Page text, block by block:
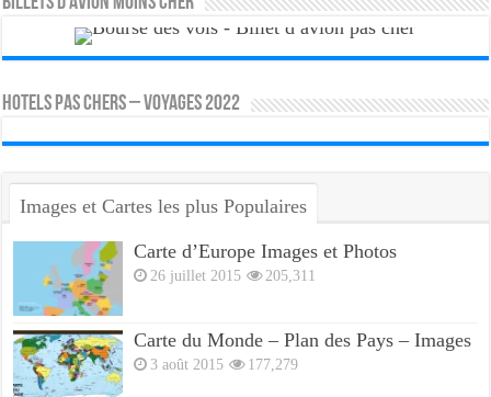
HOTELS PAS CHERS – VOYAGES 2022
Images et Cartes les plus Populaires
Carte d’Europe Images et Photos
26 juillet 2015 205,311
Carte du Monde – Plan des Pays – Images
3 août 2015 177,279